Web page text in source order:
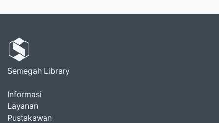
Semegah Library
Informasi
Layanan
Pustakawan